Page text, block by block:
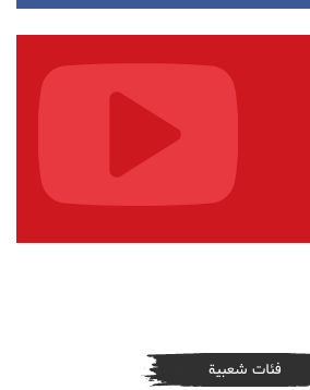
فئات شعبية